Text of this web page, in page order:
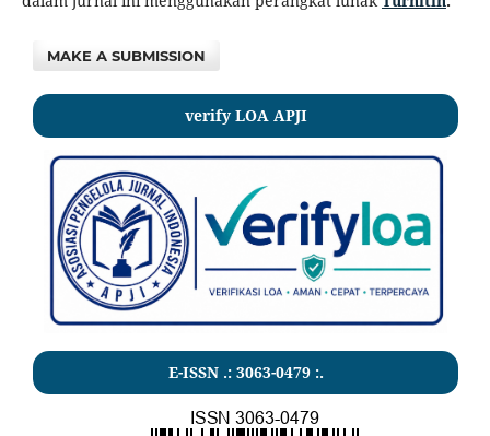
MAKE A SUBMISSION
verify LOA APJI
E-ISSN .: 3063-0479 :.